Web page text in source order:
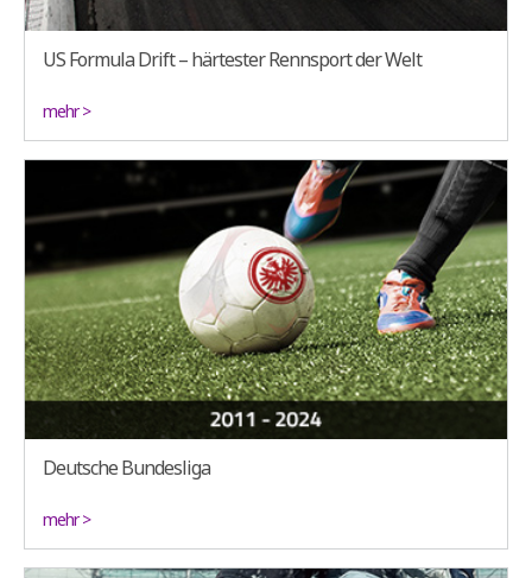
US Formula Drift – härtester Rennsport der Welt
mehr >
Deutsche Bundesliga
mehr >